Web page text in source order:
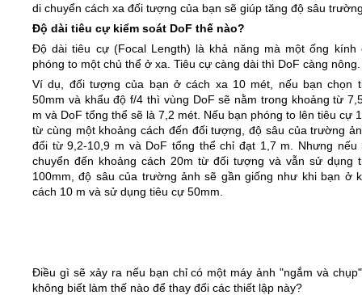
di chuyển cách xa đối tượng của bạn sẽ giúp tăng độ sâu
Độ dài tiêu cự kiểm soát DoF thế nào?
Độ dài tiêu cự (Focal Length) là khả năng mà một ống kính
phóng to một chủ thể ở xa. Tiêu cự càng dài thì DoF càng nông.
Ví dụ, đối tượng của bạn ở cách xa 10 mét, nếu bạn chọn
50mm và khẩu độ f/4 thì vùng DoF sẽ nằm trong khoảng từ
m và DoF tổng thể sẽ là 7,2 mét. Nếu bạn phóng to lên tiêu cự
từ cùng một khoảng cách đến đối tượng, độ sâu của trường
đổi từ 9,2-10,9 m và DoF tổng thể chỉ đạt 1,7 m. Nhưng nếu
chuyển đến khoảng cách 20m từ đối tượng và vẫn sử dụng
100mm, độ sâu của trường ảnh sẽ gần giống như khi bạn ở
cách 10 m và sử dụng tiêu cự 50mm.
Điều gì sẽ xảy ra nếu bạn chỉ có một máy ảnh "ngắm và
không biết làm thế nào để thay đổi các thiết lập này?